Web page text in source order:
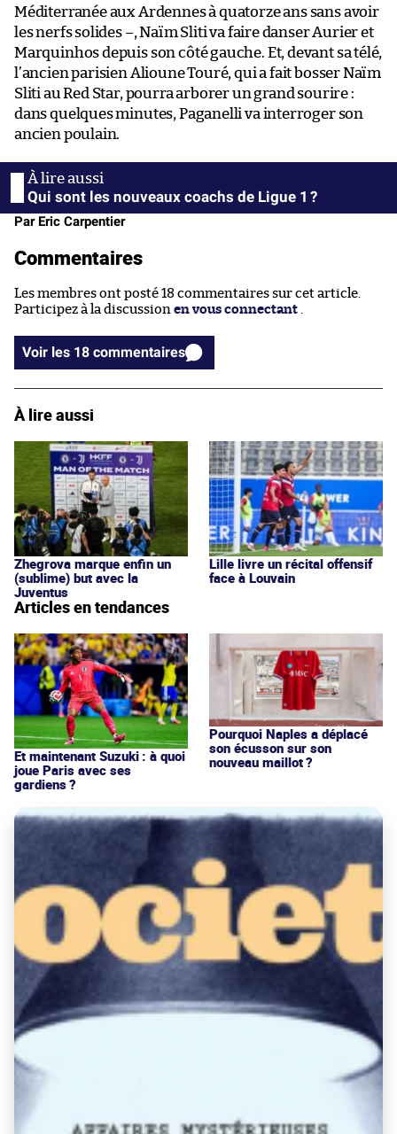
Méditerranée aux Ardennes à quatorze ans sans avoir
les nerfs solides –, Naïm Sliti va faire danser Aurier et
Marquinhos depuis son côté gauche. Et, devant sa télé,
l’ancien parisien Alioune Touré, qui a fait bosser Naïm
Sliti au Red Star, pourra arborer un grand sourire :
dans quelques minutes, Paganelli va interroger son
ancien poulain.
Qui sont les nouveaux coachs de Ligue 1 ?
Par Eric Carpentier
Commentaires
Les membres ont posté 18 commentaires sur cet article.
Participez à la discussion en vous connectant
Voir les 18 commentaires
À lire aussi
Zhegrova marque enfin un
(sublime) but avec la
Juventus
Lille livre un récital offensif
face à Louvain
Articles en tendances
Et maintenant Suzuki : à quoi
joue Paris avec ses
gardiens ?
Pourquoi Naples a déplacé
son écusson sur son
nouveau maillot ?